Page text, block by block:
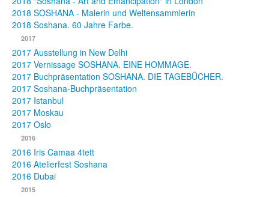
2018 SOSHANA - Malerin und Weltensammlerin
2018 Soshana. 60 Jahre Farbe.
2017
2017 Ausstellung in New Delhi
2017 Vernissage SOSHANA. EINE HOMMAGE.
2017 Buchpräsentation SOSHANA. DIE TAGEBÜCHER.
2017 Soshana-Buchpräsentation
2017 Istanbul
2017 Moskau
2017 Oslo
2016
2016 Iris Camaa 4tett
2016 Atelierfest Soshana
2016 Dubai
2015